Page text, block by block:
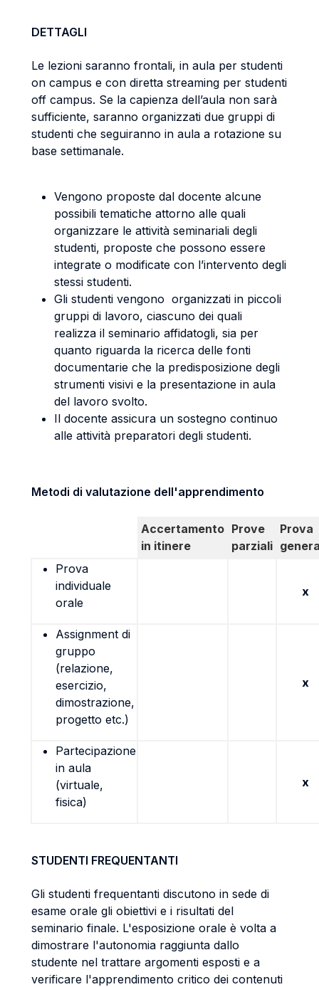
DETTAGLI
Le lezioni saranno frontali, in aula per studenti
on campus e con diretta streaming per studenti
off campus. Se la capienza dell’aula non sarà
sufficiente, saranno organizzati due gruppi di
studenti che seguiranno in aula a rotazione su
base settimanale.
Vengono proposte dal docente alcune
possibili tematiche attorno alle quali
organizzare le attività seminariali degli
studenti, proposte che possono essere
integrate o modificate con l’intervento degli
stessi studenti.
Gli studenti vengono organizzati in piccoli
gruppi di lavoro, ciascuno dei quali
realizza il seminario affidatogli, sia per
quanto riguarda la ricerca delle fonti
documentarie che la predisposizione degli
strumenti visivi e la presentazione in aula
del lavoro svolto.
Il docente assicura un sostegno continuo
alle attività preparatori degli studenti.
Metodi di valutazione dell'apprendimento
Accertamento
in itinere
Prove
parziali
Prova
Prova
individuale
orale
x
Assignment di
gruppo
(relazione,
esercizio,
dimostrazione,
progetto etc.)
x
Partecipazione
in aula
(virtuale,
fisica)
x
STUDENTI FREQUENTANTI
Gli studenti frequentanti discutono in sede di
esame orale gli obiettivi e i risultati del
seminario finale. L'esposizione orale è volta a
dimostrare l'autonomia raggiunta dallo
studente nel trattare argomenti esposti e a
verificare l'apprendimento critico dei contenuti